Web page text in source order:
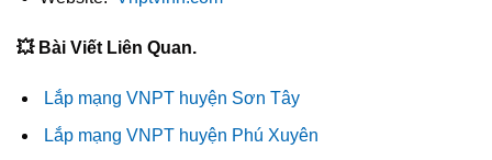
💥 Bài Viết Liên Quan.
Lắp mạng VNPT huyện Sơn Tây
Lắp mạng VNPT huyện Phú Xuyên